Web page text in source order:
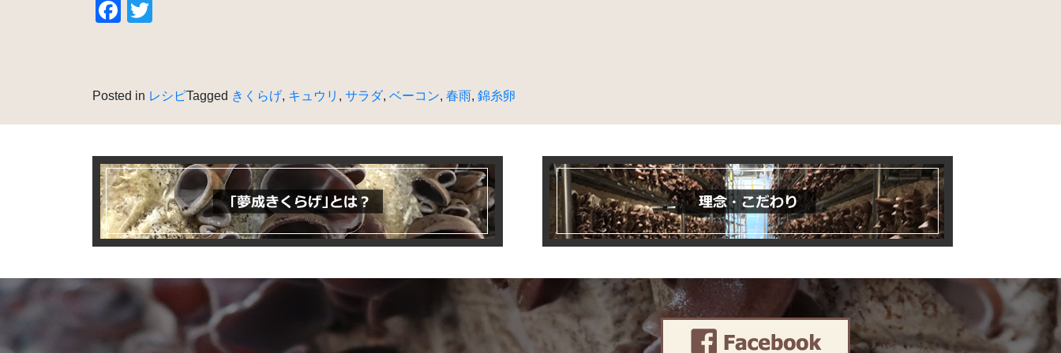
Facebook
Posted in レシピTagged きくらげ, キュウリ , サラダ, ベーコン, 春雨, 錦糸卵